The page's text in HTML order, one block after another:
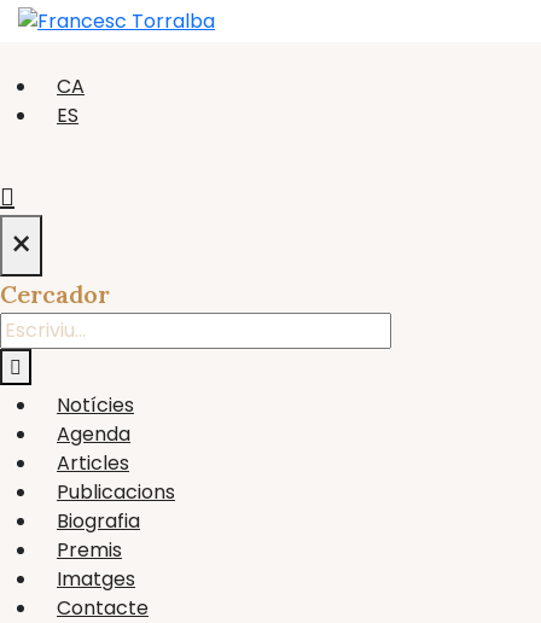
CA
ES
×
Cercador
Notícies
Agenda
Articles
Publicacions
Biografia
Premis
Imatges
Contacte